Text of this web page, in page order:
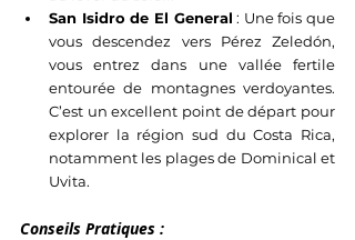
San Isidro de El General : Une fois que
vous descendez vers Pérez Zeledón,
vous entrez dans une vallée fertile
entourée de montagnes verdoyantes.
C’est un excellent point de départ pour
explorer la région sud du Costa Rica,
notamment les plages de Dominical et
Uvita.
Conseils Pratiques :